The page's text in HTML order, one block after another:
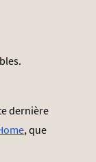
dernière
, que